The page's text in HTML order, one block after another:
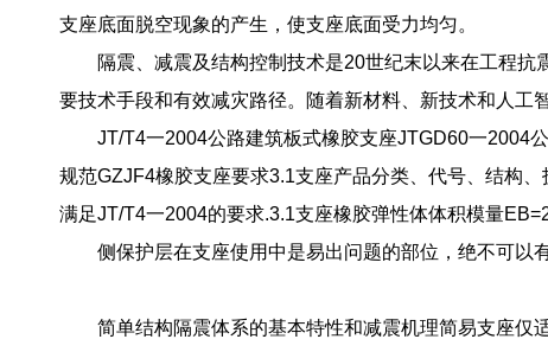
支座底面脱空现象的产生，使支座底面受力均匀。
隔震、减震及结构控制技术是20世纪末以来在工程
要技术手段和有效减灾路径。随着新材料、新技术和人工
JT/T4一2004公路建筑板式橡胶支座JTGD60一2004
规范GZJF4橡胶支座要求3.1支座产品分类、代号、结构
满足JT/T4一2004的要求.3.1支座橡胶弹性体体积模量
侧保护层在支座使用中是易出问题的部位，绝不可以
简单结构隔震体系的基本特性和减震机理简易支座仅